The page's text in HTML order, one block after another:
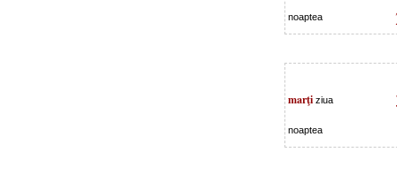
noaptea
marţi ziua
noaptea